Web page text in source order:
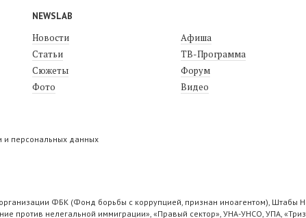
NEWSLAB
Новости
Статьи
Сюжеты
Фото
Афиша
ТВ-Программа
Форум
Видео
и персональных данных
ФБК (Фонд борьбы с коррупцией, признан иноагентом), Штабы
против нелегальной иммиграции», «Правый сектор», УНА-УНСО, УПА,